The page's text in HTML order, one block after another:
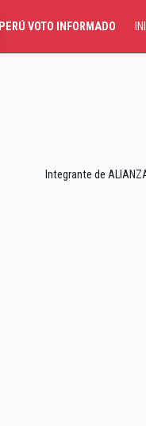
PERÚ VOTO INFORMADO
Integrante de